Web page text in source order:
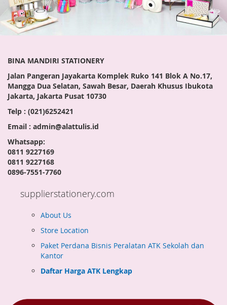
BINA MANDIRI STATIONERY
Jalan Pangeran Jayakarta Komplek Ruko 141 Blok A No.17,
Mangga Dua Selatan, Sawah Besar, Daerah Khusus Ibukota
Jakarta, Jakarta Pusat 10730
Telp : (021)6252421
Email : admin@alattulis.id
Whatsapp:
0811 9227169
0811 9227168
0896-7551-7760
supplierstationery.com
About Us
Store Location
Paket Perdana Bisnis Peralatan ATK Sekolah dan
Kantor
Daftar Harga ATK Lengkap